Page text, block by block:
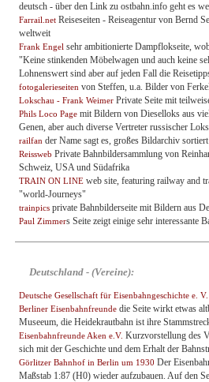
deutsch - über den Link zu ostbahn.info geht es
Farrail.net Reiseseiten - Reiseagentur von Bernd
weltweit
Frank Engel sehr ambitionierte Dampflokseite,
"Keine stinkenden Möbelwagen und auch keine
Lohnenswert sind aber auf jeden Fall die
fotogalerieseiten von Steffen, u.a. Bilder von
Lokschau - Frank Weimer Private Seite mit
Phils Loco Page mit Bildern von Dieselloks aus
Genen, aber auch diverse Vertreter russischer
railfan der Name sagt es, großes Bildarchiv
Reissweb Private Bahnbildersammlung von
Schweiz, USA und Südafrika
TRAIN ON LINE web site, featuring railway and
"world-Journeys"
trainpics private Bahnbilderseite mit Bildern aus
Paul Zimmers Seite zeigt einige sehr interessante
Deutschland - (Vereine):
Deutsche Gesellschaft für Eisenbahngeschichte e. V.
Berliner Eisenbahnfreunde die Seite wirkt etwas
Museeum, die Heidekrautbahn ist ihre
Eisenbahnfreunde Aken e.V. Kurzvorstellung des
sich mit der Geschichte und dem Erhalt der
Görlitzer Bahnhof in Berlin um 1930 Der
Maßstab 1:87 (H0) wieder aufzubauen. Auf den